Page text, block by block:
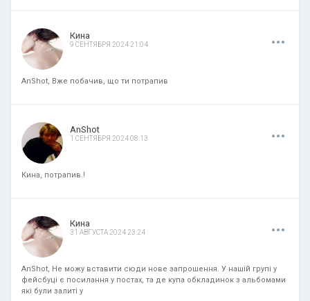
Кина
9 СЕНТЯБРЯ 2024 21:04 ...
AnShot, Вже побачив, що ти потрапив
AnShot
1 СЕНТЯБРЯ 2024 08:13 ...
Кина, потрапив.!
Кина
31 АВГУСТА 2024 23:24 ...
AnShot, Не можу вставити сюди нове запрошення. У нашій групі у
фейсбуці є посилання у постах, та де купа обкладинок з альбомами
які були залиті у